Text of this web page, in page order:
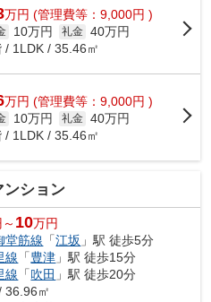
万円 (管理費等：9,000円 )
10万円 礼金 40万円
/ 1LDK / 35.46㎡
万円 (管理費等：9,000円 )
10万円 礼金 40万円
/ 1LDK / 35.46㎡
ンション
10万円
堂筋線 「江坂 」駅 徒歩5分
線 「豊津 」駅 徒歩15分
線 「吹田 」駅 徒歩20分
36.96㎡